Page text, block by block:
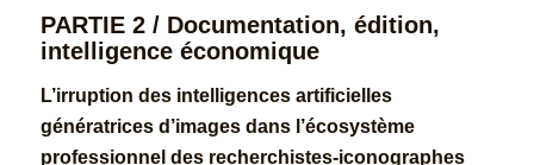
PARTIE 2 / Documentation, édition,
intelligence économique
L’irruption des intelligences artificielles
génératrices d’images dans l’écosystème
professionnel des recherchistes-iconographes